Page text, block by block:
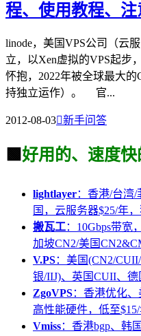
程、使用教程、
linode，美国VPS公司（云
立，以Xen虚拟的VPS起步
怀抱，2022年被全球最大
持独立运作）。 官...
2012-08-03新手问答
🟩 好用的、速度快
lightlayer：香港/台湾
国，云服务器$25/年，
搬瓦工：10Gbps带宽
加坡CN2/美国
V.PS：美国(CN2/
银/IIJ)、英国CUII、
ZgoVPS：香港优化
高性能硬件，低至
Vmiss：香港bgp、韩